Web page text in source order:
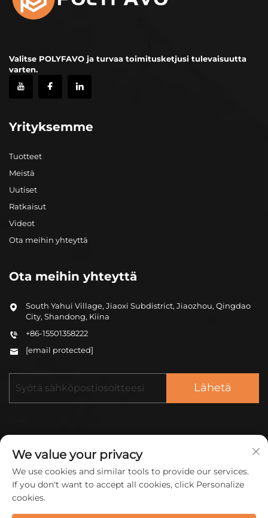
Valitse POLYFAVO ja turvaa toimitusketjusi tulevaisuutta
varten.
Yrityksemme
Tuotteet
Meistä
Uutiset
Ratkaisut
Videot
Ota meihin yhteyttä
Ota meihin yhteyttä
South Yahui Village, Jiaoxi Subdistrict, Jiaozhou, Qingdao
City, Shandong, Kiina
+86-15501358222
[email protected]
Lähetä
Tekijänoikeus © 2026 China ZHONGCHENG
(QINGDAO) NEW MATERIAL CO LTD. Kaikki oikeudet
We value your privacy
We use cookies and similar tools to provide our services.
If you don't want to accept all cookies, click Personalize
cookies.